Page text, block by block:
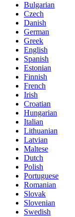
Bulgarian
Czech
Danish
German
Greek
English
Spanish
Estonian
Finnish
French
Irish
Croatian
Hungarian
Italian
Lithuanian
Latvian
Maltese
Dutch
Polish
Portuguese
Romanian
Slovak
Slovenian
Swedish